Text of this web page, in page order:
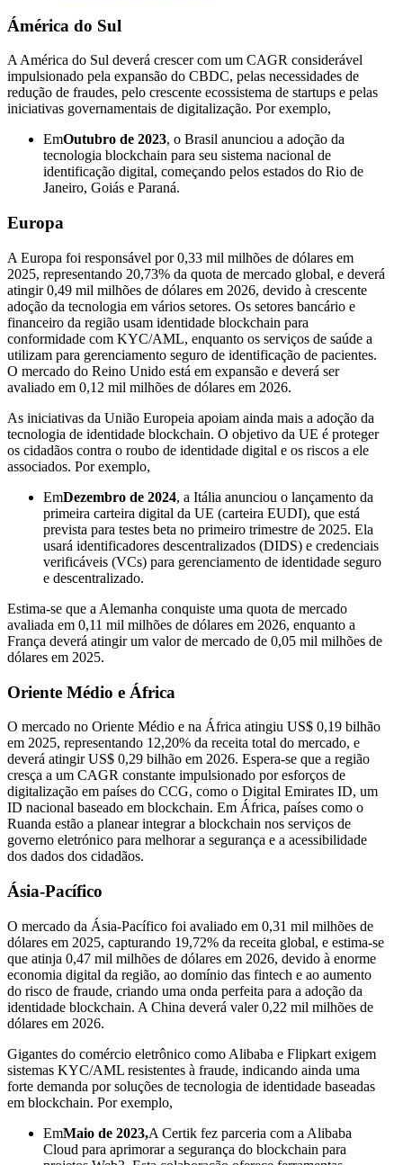
Ámérica do Sul
A América do Sul deverá crescer com um CAGR considerável
impulsionado pela expansão do CBDC, pelas necessidades de
redução de fraudes, pelo crescente ecossistema de startups e pelas
iniciativas governamentais de digitalização. Por exemplo,
EmOutubro de 2023, o Brasil anunciou a adoção da
tecnologia blockchain para seu sistema nacional de
identificação digital, começando pelos estados do Rio de
Janeiro, Goiás e Paraná.
Europa
A Europa foi responsável por 0,33 mil milhões de dólares em
2025, representando 20,73% da quota de mercado global, e deverá
atingir 0,49 mil milhões de dólares em 2026, devido à crescente
adoção da tecnologia em vários setores. Os setores bancário e
financeiro da região usam identidade blockchain para
conformidade com KYC/AML, enquanto os serviços de saúde a
utilizam para gerenciamento seguro de identificação de pacientes.
O mercado do Reino Unido está em expansão e deverá ser
avaliado em 0,12 mil milhões de dólares em 2026.
As iniciativas da União Europeia apoiam ainda mais a adoção da
tecnologia de identidade blockchain. O objetivo da UE é proteger
os cidadãos contra o roubo de identidade digital e os riscos a ele
associados. Por exemplo,
EmDezembro de 2024, a Itália anunciou o lançamento da
primeira carteira digital da UE (carteira EUDI), que está
prevista para testes beta no primeiro trimestre de 2025. Ela
usará identificadores descentralizados (DIDS) e credenciais
verificáveis ​​(VCs) para gerenciamento de identidade seguro
e descentralizado.
Estima-se que a Alemanha conquiste uma quota de mercado
avaliada em 0,11 mil milhões de dólares em 2026, enquanto a
França deverá atingir um valor de mercado de 0,05 mil milhões de
dólares em 2025.
Oriente Médio e África
O mercado no Oriente Médio e na África atingiu US$ 0,19 bilhão
em 2025, representando 12,20% da receita total do mercado, e
deverá atingir US$ 0,29 bilhão em 2026. Espera-se que a região
cresça a um CAGR constante impulsionado por esforços de
digitalização em países do CCG, como o Digital Emirates ID, um
ID nacional baseado em blockchain. Em África, países como o
Ruanda estão a planear integrar a blockchain nos serviços de
governo eletrónico para melhorar a segurança e a acessibilidade
dos dados dos cidadãos.
Ásia-Pacífico
O mercado da Ásia-Pacífico foi avaliado em 0,31 mil milhões de
dólares em 2025, capturando 19,72% da receita global, e estima-se
que atinja 0,47 mil milhões de dólares em 2026, devido à enorme
economia digital da região, ao domínio das fintech e ao aumento
do risco de fraude, criando uma onda perfeita para a adoção da
identidade blockchain. A China deverá valer 0,22 mil milhões de
dólares em 2026.
Gigantes do comércio eletrônico como Alibaba e Flipkart exigem
sistemas KYC/AML resistentes à fraude, indicando ainda uma
forte demanda por soluções de tecnologia de identidade baseadas
em blockchain. Por exemplo,
EmMaio de 2023,A Certik fez parceria com a Alibaba
Cloud para aprimorar a segurança do blockchain para